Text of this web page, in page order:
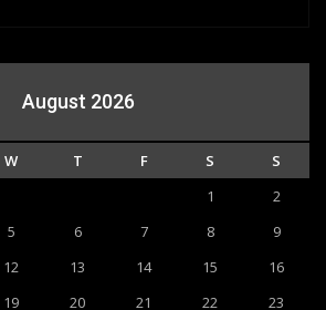
August 2026
W T F S
S
1
2
5 6 7 8
9
12 13 14 15
16
19 20 21 22 23